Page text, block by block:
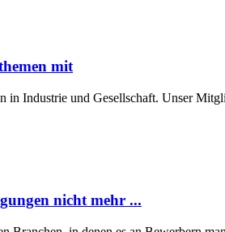
mit
in Industrie und Gesellschaft. Unser
nicht mehr ...